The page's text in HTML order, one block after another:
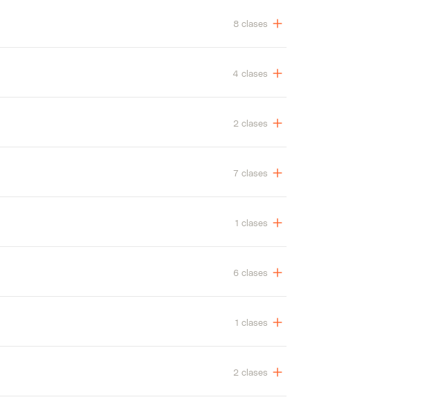
8 clases
4 clases
2 clases
7 clases
1 clases
6 clases
1 clases
2 clases